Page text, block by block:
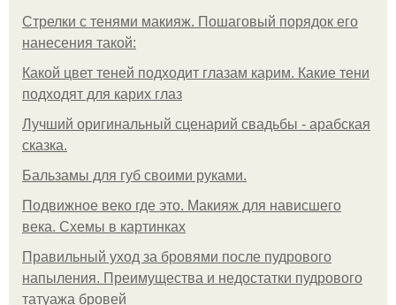
Стрелки с тенями макияж. Пошаговый порядок его
нанесения такой:
Какой цвет теней подходит глазам карим. Какие тени
подходят для карих глаз
Лучший оригинальный сценарий свадьбы - арабская
сказка.
Бальзамы для губ своими руками.
Подвижное веко где это. Макияж для нависшего
века. Схемы в картинках
Правильный уход за бровями после пудрового
напыления. Преимущества и недостатки пудрового
татуажа бровей